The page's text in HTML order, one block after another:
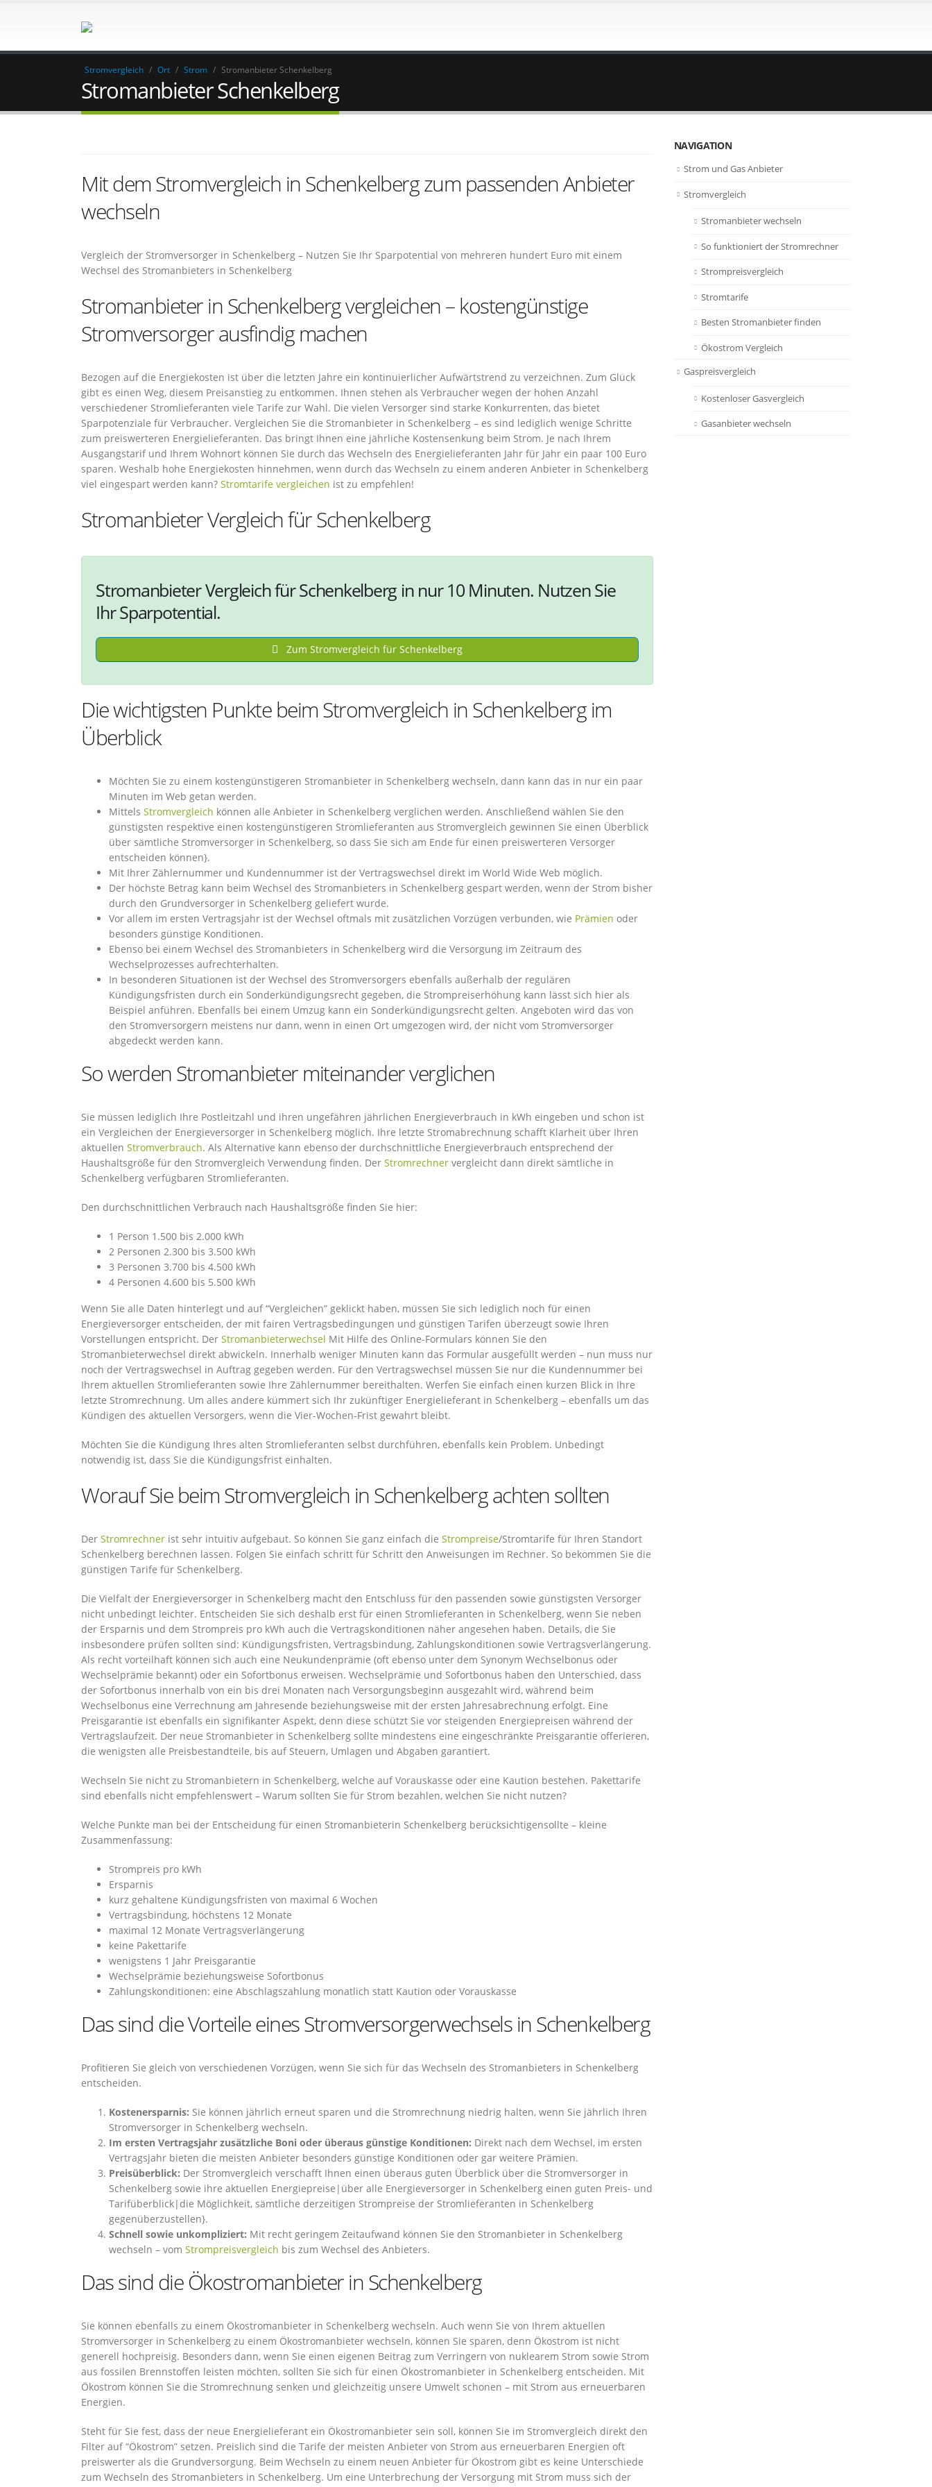
Stromvergleich / Ort / Strom / Stromanbieter Schenkelberg
Stromanbieter Schenkelberg
Mit dem Stromvergleich in Schenkelberg zum passenden Anbieter
wechseln
Vergleich der Stromversorger in Schenkelberg – Nutzen Sie Ihr Sparpotential von mehreren hundert Euro mit einem
Wechsel des Stromanbieters in Schenkelberg
Stromanbieter in Schenkelberg vergleichen – kostengünstige
Stromversorger ausfindig machen
Bezogen auf die Energiekosten ist über die letzten Jahre ein kontinuierlicher Aufwärtstrend zu verzeichnen. Zum Glück
gibt es einen Weg, diesem Preisanstieg zu entkommen. Ihnen stehen als Verbraucher wegen der hohen Anzahl
verschiedener Stromlieferanten viele Tarife zur Wahl. Die vielen Versorger sind starke Konkurrenten, das bietet
Sparpotenziale für Verbraucher. Vergleichen Sie die Stromanbieter in Schenkelberg – es sind lediglich wenige Schritte
zum preiswerteren Energielieferanten. Das bringt Ihnen eine jährliche Kostensenkung beim Strom. Je nach Ihrem
Ausgangstarif und Ihrem Wohnort können Sie durch das Wechseln des Energielieferanten Jahr für Jahr ein paar 100 Euro
sparen. Weshalb hohe Energiekosten hinnehmen, wenn durch das Wechseln zu einem anderen Anbieter in Schenkelberg
viel eingespart werden kann? Stromtarife vergleichen ist zu empfehlen!
Stromanbieter Vergleich für Schenkelberg
Stromanbieter Vergleich für Schenkelberg in nur 10 Minuten. Nutzen Sie
Ihr Sparpotential.
Zum Stromvergleich für Schenkelberg
Die wichtigsten Punkte beim Stromvergleich in Schenkelberg im
Überblick
Möchten Sie zu einem kostengünstigeren Stromanbieter in Schenkelberg wechseln, dann kann das in nur ein paar
Minuten im Web getan werden.
Mittels Stromvergleich können alle Anbieter in Schenkelberg verglichen werden. Anschließend wählen Sie den
günstigsten respektive einen kostengünstigeren Stromlieferanten aus Stromvergleich gewinnen Sie einen Überblick
über sämtliche Stromversorger in Schenkelberg, so dass Sie sich am Ende für einen preiswerteren Versorger
entscheiden können}.
Mit Ihrer Zählernummer und Kundennummer ist der Vertragswechsel direkt im World Wide Web möglich.
Der höchste Betrag kann beim Wechsel des Stromanbieters in Schenkelberg gespart werden, wenn der Strom bisher
durch den Grundversorger in Schenkelberg geliefert wurde.
Vor allem im ersten Vertragsjahr ist der Wechsel oftmals mit zusätzlichen Vorzügen verbunden, wie Prämien oder
besonders günstige Konditionen.
Ebenso bei einem Wechsel des Stromanbieters in Schenkelberg wird die Versorgung im Zeitraum des
Wechselprozesses aufrechterhalten.
In besonderen Situationen ist der Wechsel des Stromversorgers ebenfalls außerhalb der regulären
Kündigungsfristen durch ein Sonderkündigungsrecht gegeben, die Strompreiserhöhung kann lässt sich hier als
Beispiel anführen. Ebenfalls bei einem Umzug kann ein Sonderkündigungsrecht gelten. Angeboten wird das von
den Stromversorgern meistens nur dann, wenn in einen Ort umgezogen wird, der nicht vom Stromversorger
abgedeckt werden kann.
So werden Stromanbieter miteinander verglichen
Sie müssen lediglich Ihre Postleitzahl und ihren ungefähren jährlichen Energieverbrauch in kWh eingeben und schon ist
ein Vergleichen der Energieversorger in Schenkelberg möglich. Ihre letzte Stromabrechnung schafft Klarheit über Ihren
aktuellen Stromverbrauch. Als Alternative kann ebenso der durchschnittliche Energieverbrauch entsprechend der
Haushaltsgröße für den Stromvergleich Verwendung finden. Der Stromrechner vergleicht dann direkt sämtliche in
Schenkelberg verfügbaren Stromlieferanten.
Den durchschnittlichen Verbrauch nach Haushaltsgröße finden Sie hier:
1 Person 1.500 bis 2.000 kWh
2 Personen 2.300 bis 3.500 kWh
3 Personen 3.700 bis 4.500 kWh
4 Personen 4.600 bis 5.500 kWh
Wenn Sie alle Daten hinterlegt und auf “Vergleichen” geklickt haben, müssen Sie sich lediglich noch für einen
Energieversorger entscheiden, der mit fairen Vertragsbedingungen und günstigen Tarifen überzeugt sowie Ihren
Vorstellungen entspricht. Der Stromanbieterwechsel Mit Hilfe des Online-Formulars können Sie den
Stromanbieterwechsel direkt abwickeln. Innerhalb weniger Minuten kann das Formular ausgefüllt werden – nun muss nur
noch der Vertragswechsel in Auftrag gegeben werden. Für den Vertragswechsel müssen Sie nur die Kundennummer bei
Ihrem aktuellen Stromlieferanten sowie Ihre Zählernummer bereithalten. Werfen Sie einfach einen kurzen Blick in Ihre
letzte Stromrechnung. Um alles andere kümmert sich Ihr zukünftiger Energielieferant in Schenkelberg – ebenfalls um das
Kündigen des aktuellen Versorgers, wenn die Vier-Wochen-Frist gewahrt bleibt.
Möchten Sie die Kündigung Ihres alten Stromlieferanten selbst durchführen, ebenfalls kein Problem. Unbedingt
notwendig ist, dass Sie die Kündigungsfrist einhalten.
Worauf Sie beim Stromvergleich in Schenkelberg achten sollten
Der Stromrechner ist sehr intuitiv aufgebaut. So können Sie ganz einfach die Strompreise/Stromtarife für Ihren Standort
Schenkelberg berechnen lassen. Folgen Sie einfach schritt für Schritt den Anweisungen im Rechner. So bekommen Sie die
günstigen Tarife für Schenkelberg.
Die Vielfalt der Energieversorger in Schenkelberg macht den Entschluss für den passenden sowie günstigsten Versorger
nicht unbedingt leichter. Entscheiden Sie sich deshalb erst für einen Stromlieferanten in Schenkelberg, wenn Sie neben
der Ersparnis und dem Strompreis pro kWh auch die Vertragskonditionen näher angesehen haben. Details, die Sie
insbesondere prüfen sollten sind: Kündigungsfristen, Vertragsbindung, Zahlungskonditionen sowie Vertragsverlängerung.
Als recht vorteilhaft können sich auch eine Neukundenprämie (oft ebenso unter dem Synonym Wechselbonus oder
Wechselprämie bekannt) oder ein Sofortbonus erweisen. Wechselprämie und Sofortbonus haben den Unterschied, dass
der Sofortbonus innerhalb von ein bis drei Monaten nach Versorgungsbeginn ausgezahlt wird, während beim
Wechselbonus eine Verrechnung am Jahresende beziehungsweise mit der ersten Jahresabrechnung erfolgt. Eine
Preisgarantie ist ebenfalls ein signifikanter Aspekt, denn diese schützt Sie vor steigenden Energiepreisen während der
Vertragslaufzeit. Der neue Stromanbieter in Schenkelberg sollte mindestens eine eingeschränkte Preisgarantie offerieren,
die wenigsten alle Preisbestandteile, bis auf Steuern, Umlagen und Abgaben garantiert.
Wechseln Sie nicht zu Stromanbietern in Schenkelberg, welche auf Vorauskasse oder eine Kaution bestehen. Pakettarife
sind ebenfalls nicht empfehlenswert – Warum sollten Sie für Strom bezahlen, welchen Sie nicht nutzen?
Welche Punkte man bei der Entscheidung für einen Stromanbieterin Schenkelberg berücksichtigensollte – kleine
Zusammenfassung:
Strompreis pro kWh
Ersparnis
kurz gehaltene Kündigungsfristen von maximal 6 Wochen
Vertragsbindung, höchstens 12 Monate
maximal 12 Monate Vertragsverlängerung
keine Pakettarife
wenigstens 1 Jahr Preisgarantie
Wechselprämie beziehungsweise Sofortbonus
Zahlungskonditionen: eine Abschlagszahlung monatlich statt Kaution oder Vorauskasse
Das sind die Vorteile eines Stromversorgerwechsels in Schenkelberg
Profitieren Sie gleich von verschiedenen Vorzügen, wenn Sie sich für das Wechseln des Stromanbieters in Schenkelberg
entscheiden.
Kostenersparnis: Sie können jährlich erneut sparen und die Stromrechnung niedrig halten, wenn Sie jährlich Ihren
Stromversorger in Schenkelberg wechseln.
Im ersten Vertragsjahr zusätzliche Boni oder überaus günstige Konditionen: Direkt nach dem Wechsel, im ersten
Vertragsjahr bieten die meisten Anbieter besonders günstige Konditionen oder gar weitere Prämien.
Preisüberblick: Der Stromvergleich verschafft Ihnen einen überaus guten Überblick über die Stromversorger in
Schenkelberg sowie ihre aktuellen Energiepreise|über alle Energieversorger in Schenkelberg einen guten Preis- und
Tarifüberblick|die Möglichkeit, sämtliche derzeitigen Strompreise der Stromlieferanten in Schenkelberg
gegenüberzustellen}.
Schnell sowie unkompliziert: Mit recht geringem Zeitaufwand können Sie den Stromanbieter in Schenkelberg
wechseln – vom Strompreisvergleich bis zum Wechsel des Anbieters.
Das sind die Ökostromanbieter in Schenkelberg
Sie können ebenfalls zu einem Ökostromanbieter in Schenkelberg wechseln. Auch wenn Sie von Ihrem aktuellen
Stromversorger in Schenkelberg zu einem Ökostromanbieter wechseln, können Sie sparen, denn Ökostrom ist nicht
generell hochpreisig. Besonders dann, wenn Sie einen eigenen Beitrag zum Verringern von nuklearem Strom sowie Strom
aus fossilen Brennstoffen leisten möchten, sollten Sie sich für einen Ökostromanbieter in Schenkelberg entscheiden. Mit
Ökostrom können Sie die Stromrechnung senken und gleichzeitig unsere Umwelt schonen – mit Strom aus erneuerbaren
Energien.
Steht für Sie fest, dass der neue Energielieferant ein Ökostromanbieter sein soll, können Sie im Stromvergleich direkt den
Filter auf “Ökostrom” setzen. Preislich sind die Tarife der meisten Anbieter von Strom aus erneuerbaren Energien oft
preiswerter als die Grundversorgung. Beim Wechseln zu einem neuen Anbieter für Ökostrom gibt es keine Unterschiede
zum Wechseln des Stromanbieters in Schenkelberg. Um eine Unterbrechung der Versorgung mit Strom muss sich der
NAVIGATION
Strom und Gas Anbieter
Stromvergleich
Stromanbieter wechseln
So funktioniert der Stromrechner
Strompreisvergleich
Stromtarife
Besten Stromanbieter finden
Ökostrom Vergleich
Gaspreisvergleich
Kostenloser Gasvergleich
Gasanbieter wechseln